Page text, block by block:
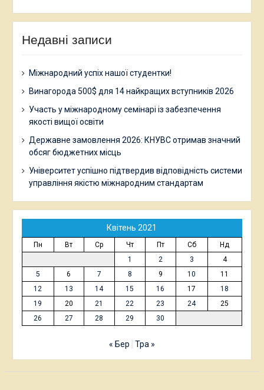
Недавні записи
Міжнародний успіх нашої студентки!
Винагорода 500$ для 14 найкращих вступників 2026
Участь у міжнародному семінарі із забезпечення
якості вищої освіти
Державне замовлення 2026: КНУВС отримав значний
обсяг бюджетних місць
Університет успішно підтвердив відповідність системи
управління якістю міжнародним стандартам
Квітень 2021
Пн Вт Ср Чт Пт Сб
Нд
1
2 3
4
5
6 7 8 9 10
11
12
13 14 15 16 17
18
19
20 21 22 23 24
25
26
27 28 29 30
« Бер Тра »